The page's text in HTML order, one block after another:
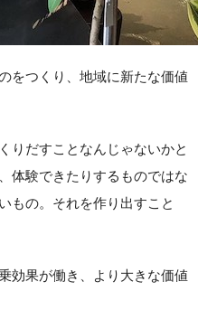
をつくり、地域に新たな価値
りだすことなんじゃないかと
体験できたりするものではな
もの。それを作り出すこと
効果が働き、より大きな価値